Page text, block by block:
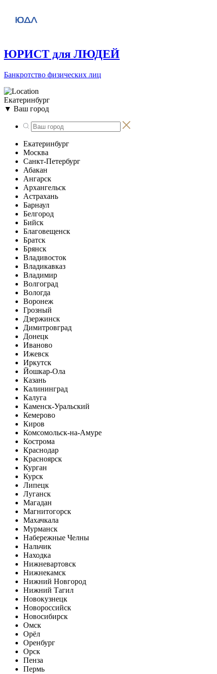
ЮРИСТ для ЛЮДЕЙ
Банкротство физических лиц
Екатеринбург
▼ Ваш город
Екатеринбург
Москва
Санкт-Петербург
Абакан
Ангарск
Архангельск
Астрахань
Барнаул
Белгород
Бийск
Благовещенск
Братск
Брянск
Владивосток
Владикавказ
Владимир
Волгоград
Вологда
Воронеж
Грозный
Дзержинск
Димитровград
Донецк
Иваново
Ижевск
Иркутск
Йошкар-Ола
Казань
Калининград
Калуга
Каменск-Уральский
Кемерово
Киров
Комсомольск-на-Амуре
Кострома
Краснодар
Красноярск
Курган
Курск
Липецк
Луганск
Магадан
Магнитогорск
Махачкала
Мурманск
Набережные Челны
Нальчик
Находка
Нижневартовск
Нижнекамск
Нижний Новгород
Нижний Тагил
Новокузнецк
Новороссийск
Новосибирск
Омск
Орёл
Оренбург
Орск
Пенза
Пермь